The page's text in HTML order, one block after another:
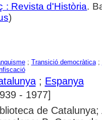
: Revista d'Història.
)
; Transició democràtica;
; Espanya
- 1977]
de